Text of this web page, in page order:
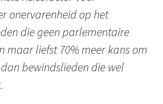
onervarenheid op het
die geen parlementaire
maar liefst 70% meer kans om
bewindslieden die wel